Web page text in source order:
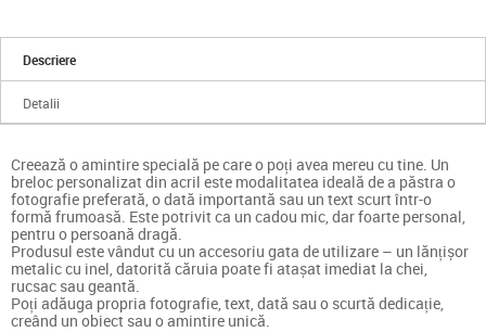
Descriere
Detalii
Creează o amintire specială pe care o poți avea mereu cu tine. Un
breloc personalizat din acril este modalitatea ideală de a păstra o
fotografie preferată, o dată importantă sau un text scurt într-o
formă frumoasă. Este potrivit ca un cadou mic, dar foarte personal,
pentru o persoană dragă.
Produsul este vândut cu un accesoriu gata de utilizare – un lănțișor
metalic cu inel, datorită căruia poate fi atașat imediat la chei,
rucsac sau geantă.
Poți adăuga propria fotografie, text, dată sau o scurtă dedicație,
creând un obiect sau o amintire unică.